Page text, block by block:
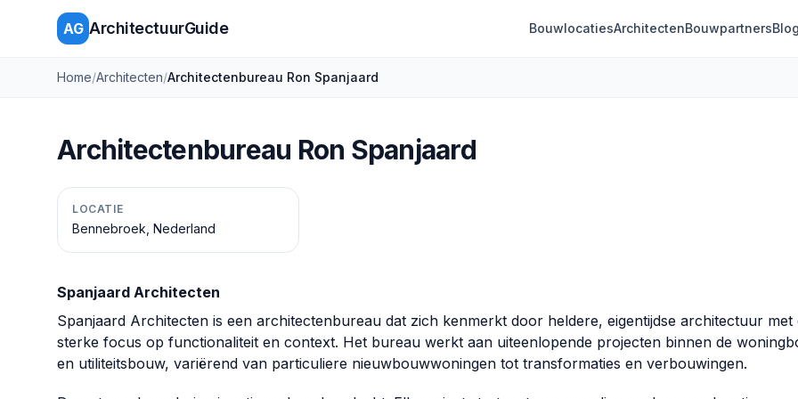
AG ArchitectuurGuide BouwlocatiesArchitectenBouwpartners
Home/Architecten/Architectenbureau Ron Spanjaard
Architectenbureau Ron Spanjaard
LOCATIE
Bennebroek, Nederland
Spanjaard Architecten
Spanjaard Architecten is een architectenbureau dat zich kenmerkt door heldere, eigentijdse architectuur met
sterke focus op functionaliteit en context. Het bureau werkt aan uiteenlopende projecten binnen de
en utiliteitsbouw, variërend van particuliere nieuwbouwwoningen tot transformaties en verbouwingen.